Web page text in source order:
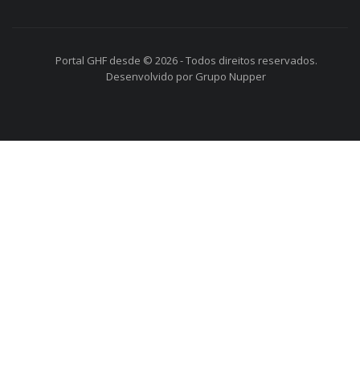
Portal GHF desde © 2026 - Todos direitos reservados.
Desenvolvido por Grupo Nupper